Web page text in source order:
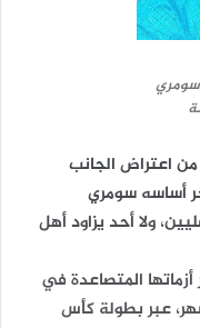
سومري
من اعتراض الجانب
أساسه سومري
ولا أحد يزاود أهل
المتصاعدة في
عبر بطولة كأس